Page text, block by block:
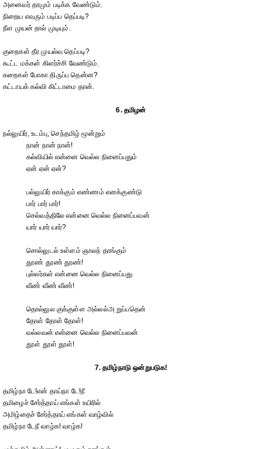
அனைவர் தாமும் படிக்க வேண்டும்.
நிறைய எவரும் படிப்ப தெப்படி?
நீள முயன் றால் முடியும்.
குறைகள் தீர முயல்வ தெப்படி?
கூட்ட மக்கள் கிளர்ச்சி வேண்டும்.
கறைகள் போகா திருப்ப தென்ன?
கட்டாயக் கல்வி கிட்டாமை தான்.
6. தமிழன்
நல்லுயிர், உடம்பு, செந்தமிழ் மூன்றும்
நான் நான் நான்!
கல்வியில் என்னை வெல்ல நினைப்பதும்
ஏன் ஏன் ஏன்?
பல்லுயிர் காக்கும் எண்ணம் எனக்குண்டு
பார் பார் பார்!
செல்வத்திலே என்னை வெல்ல நினைப்பவன்
யார் யார் யார்?
சொல்லுடல் உள்ளம் ஞாலந் தாங்கும்
தூண் தூண் தூண்!
புல்லர்கள் என்னை வெல்ல நினைப்பது
வீண் வீண் வீண்!
தொல்லுல குக்குள்ள அல்லல்அ றுப்பதென்
தோள் தோள் தோள்!
வல்லவன் என்னை வெல்ல நினைப்பவன்
தூள் தூள் தூள்!
7. தமிழ்நாடு ஒன்றுபடுக!
தமிழ்நா டே!என் தாய்நா டே!நீ
தமிழைச் சேர்த்தாய் எங்கள் உயிரில்
அமிழ்தைச் சேர்த்தாய் எங்கள் வாழ்வில்
தமிழ்நா டேநீ வாழ்க! வாழ்க!